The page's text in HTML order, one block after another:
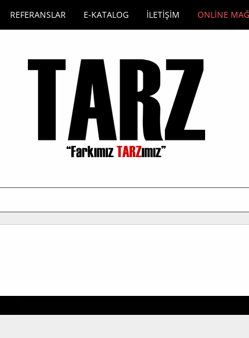
REFERANSLAR E-KATALOG İLETİŞİM ONLİNE